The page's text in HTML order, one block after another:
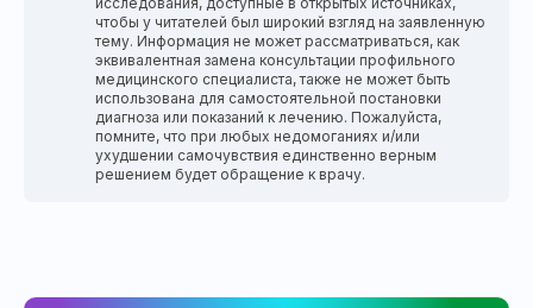
чтобы у читателей был широкий взгляд на заявленную
тему. Информация не может рассматриваться, как
эквивалентная замена консультации профильного
медицинского специалиста, также не может быть
использована для самостоятельной постановки
диагноза или показаний к лечению. Пожалуйста,
помните, что при любых недомоганиях и/или
ухудшении самочувствия единственно верным
решением будет обращение к врачу.